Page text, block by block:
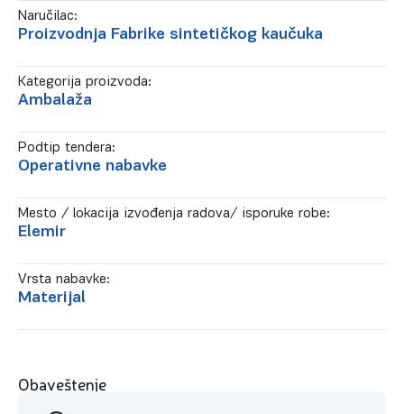
Naručilac:
Proizvodnja Fabrike sintetičkog kaučuka
Kategorija proizvoda:
Ambalaža
Podtip tendera:
Operativne nabavke
Mesto / lokacija izvođenja radova/ isporuke robe:
Elemir
Vrsta nabavke:
Materijal
Obaveštenje